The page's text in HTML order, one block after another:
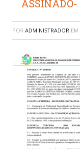
ASSINADO-
POR ADMINISTRADOR EM